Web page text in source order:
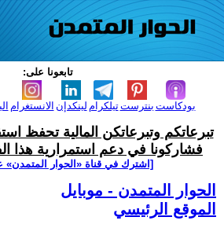
تابعونا على:
الانستغرام لينكدإن تيلكرامبنترست بودكاست
تبرعاتكم وتبرعاتكن المالية تحفظ
فشاركونا في دعم استمرارية هذا
[اشترك في قناة ‫«الحوار المتمدن»
الحوار المتمدن - موبايل
الموقع الرئيسي